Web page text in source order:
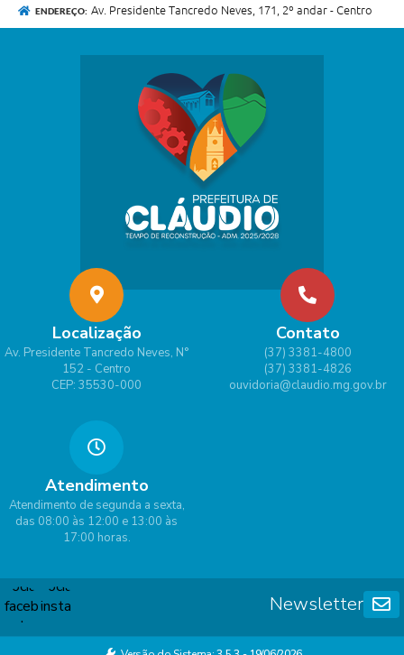
ENDEREÇO: Av. Presidente Tancredo Neves, 171, 2º andar - Centro
Localização
Av. Presidente Tancredo Neves, N°
152 - Centro
CEP: 35530-000
Contato
(37) 3381-4800
(37) 3381-4826
ouvidoria@claudio.mg.gov.br
Atendimento
Atendimento de segunda a sexta,
das 08:00 às 12:00 e 13:00 às
17:00 horas.
Newsletter